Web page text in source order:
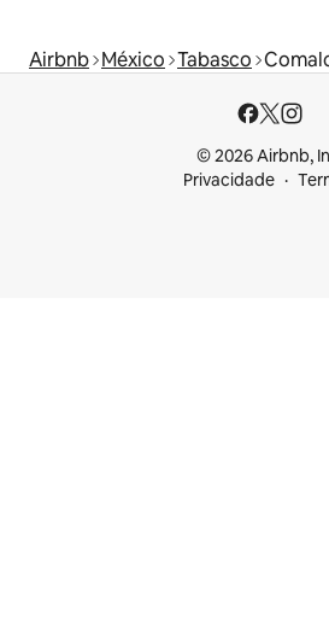
Airbnb México Tabasco
© 2026 Airbnb,
Privacidade